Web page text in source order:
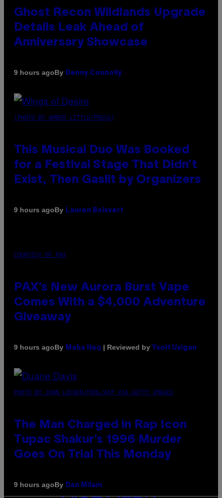
Ghost Recon Wildlands Upgrade
Details Leak Ahead of
Anniversary Showcase
9 hours agoBy Denny Connolly
(PHOTO BY AMBER LITTLE/PRESS)
This Musical Duo Was Booked
for a Festival Stage That Didn’t
Exist, Then Gaslit by Organizers
9 hours agoBy Lauren Boisvert
COURTESY OF PAX
PAX’s New Aurora Burst Vape
Comes With a $4,000 Adventure
Giveaway
9 hours agoBy Maha Haq | Reviewed by Ysolt Usigan
PHOTO BY JOHN LOCHER/POOL/AFP VIA GETTY IMAGES
The Man Charged in Rap Icon
Tupac Shakur’s 1996 Murder
Goes On Trial This Monday
9 hours agoBy Dan Milam